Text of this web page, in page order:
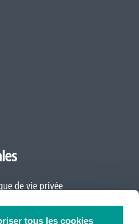
tous les cookies
de vie privée
des cookies